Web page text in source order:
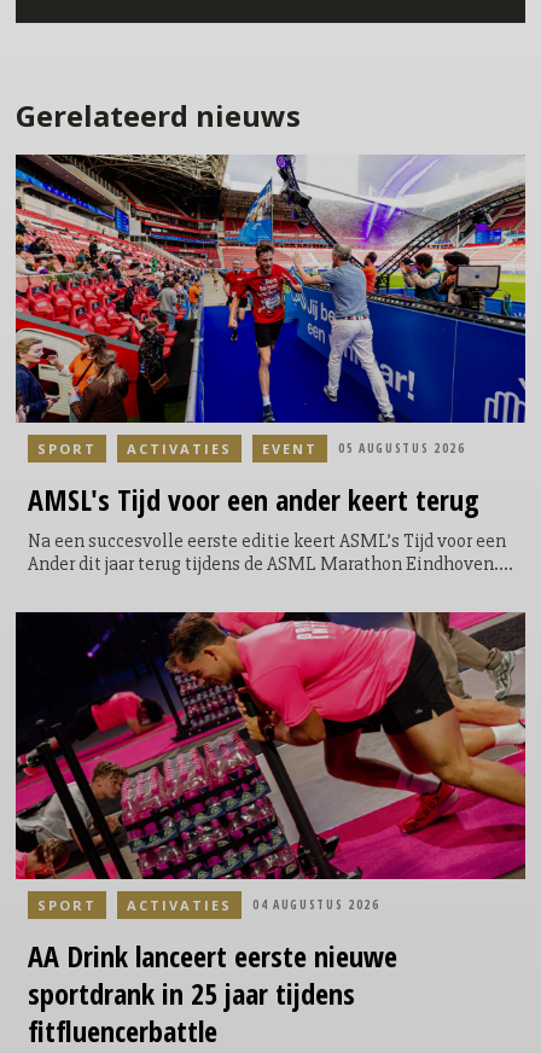
Gerelateerd nieuws
AMSL's Tijd voor een ander keert terug
Na een succesvolle eerste editie keert ASML’s Tijd voor een
Ander dit jaar terug tijdens de ASML Marathon Eindhoven.
een extra ronde te lopen door het Philips Stadion. Een
symbolische, maar krachtige toevoeging aan hun race; niet
voor zichzelf, maar voor een ander. Door de extra ronde te
lopen kunnen de lopers geld ophalen en direct bijdragen
aan een goed doel. Voor elke loper die door het Philips
Stadion loopt, doneert ASML €5.
SPORT ACTIVATIES EVENT 05 AUGUSTUS 2026
AA Drink lanceert eerste nieuwe
sportdrank in 25 jaar tijdens
fitfluencerbattle
SPORT ACTIVATIES 04 AUGUSTUS 2026